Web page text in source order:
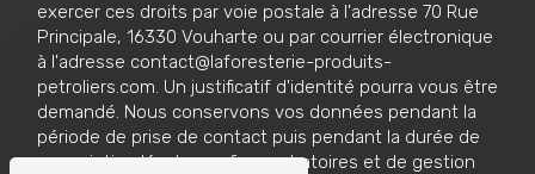
exercer ces droits par voie postale à l'adresse 70 Rue
Principale, 16330 Vouharte ou par courrier électronique
à l'adresse contact@laforesterie-produits-
petroliers.com. Un justificatif d'identité pourra vous être
demandé. Nous conservons vos données pendant la
période de prise de contact puis pendant la durée de
prescription légale aux fins probatoires et de gestion